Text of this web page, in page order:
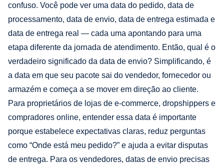
confuso. Você pode ver uma data do pedido, data de
processamento, data de envio, data de entrega estimada e
data de entrega real — cada uma apontando para uma
etapa diferente da jornada de atendimento. Então, qual é o
verdadeiro significado da data de envio? Simplificando, é
a data em que seu pacote sai do vendedor, fornecedor ou
armazém e começa a se mover em direção ao cliente.
Para proprietários de lojas de e-commerce, dropshippers e
compradores online, entender essa data é importante
porque estabelece expectativas claras, reduz perguntas
como “Onde está meu pedido?” e ajuda a evitar disputas
de entrega. Para os vendedores, datas de envio precisas